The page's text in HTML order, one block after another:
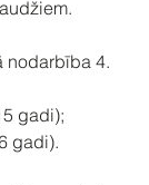
gadi);
gadi).